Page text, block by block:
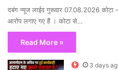
दबंग न्यूज लाईव गुरूवार 07.08.2026 कोटा –
आरोप लगाए गए हैं । कोटा से…
Read More »
3 days